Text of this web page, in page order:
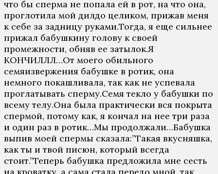
что бы сперма не попала ей в рот, на что она,
проглотила мой дилдо целиком, прижав меня
к себе за задницу руками.Тогда, я еще сильнее
прижал бабушкину голову к своей
промежности, обняв ее затылок.Я
КОНЧИЛЛЛ…От моего обильного
семяизвержения бабушке в ротик, она
немного покашливала, так как не успевала
проглатывать сперму.Семя текло у бабушки по
всему телу.Она была практически вся покрыта
спермой, потому как, я кончал на нее три раза
и один раз в ротик…Мы продолжали…Бабушка
выпив моей спермы сказала:”Такая вкусняшка,
как ты и твой писюн, который всегда
стоит.”Теперь бабушка предложила мне сесть
на кроватку, а сама стала передо мной, так,